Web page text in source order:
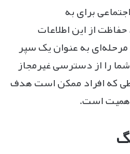
برای به
از این اطلاعات
به عنوان یک سپر
را از دسترسی غیرمجاز
که افراد ممکن است هدف
اهمیت است.